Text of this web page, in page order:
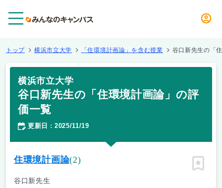
トップ 横浜市立大学 「住環境計画論」を含む授業 谷口新先生の「
横浜市立大学
谷口新先生の「住環境計画論」の評
価一覧
更新日 ： 2025/11/19
住環境計画論(2)
谷口新先生
ピン留